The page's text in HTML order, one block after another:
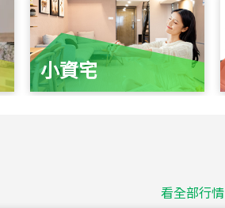
小資宅
看全部行情